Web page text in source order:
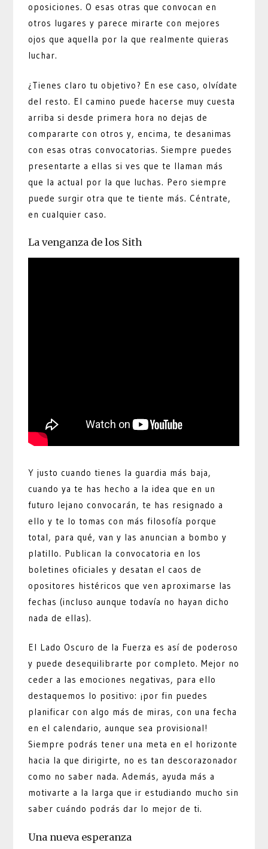
oposiciones. O esas otras que convocan en
otros lugares y parece mirarte con mejores
ojos que aquella por la que realmente quieras
luchar.
¿Tienes claro tu objetivo? En ese caso, olvídate
del resto. El camino puede hacerse muy cuesta
arriba si desde primera hora no dejas de
compararte con otros y, encima, te desanimas
con esas otras convocatorias. Siempre puedes
presentarte a ellas si ves que te llaman más
que la actual por la que luchas. Pero siempre
puede surgir otra que te tiente más. Céntrate,
en cualquier caso.
La venganza de los Sith
Y justo cuando tienes la guardia más baja,
cuando ya te has hecho a la idea que en un
futuro lejano convocarán, te has resignado a
ello y te lo tomas con más filosofía porque
total, para qué, van y las anuncian a bombo y
platillo. Publican la convocatoria en los
boletines oficiales y desatan el caos de
opositores histéricos que ven aproximarse las
fechas (incluso aunque todavía no hayan dicho
nada de ellas).
El Lado Oscuro de la Fuerza es así de poderoso
y puede desequilibrarte por completo. Mejor no
ceder a las emociones negativas, para ello
destaquemos lo positivo: ¡por fin puedes
planificar con algo más de miras, con una fecha
en el calendario, aunque sea provisional!
Siempre podrás tener una meta en el horizonte
hacia la que dirigirte, no es tan descorazonador
como no saber nada. Además, ayuda más a
motivarte a la larga que ir estudiando mucho sin
saber cuándo podrás dar lo mejor de ti.
Una nueva esperanza